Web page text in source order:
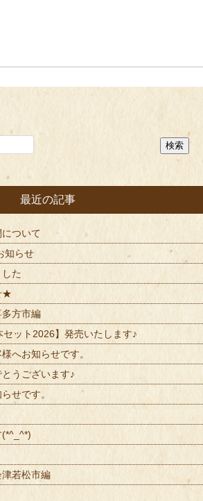
最近の記事
ついて
知らせ
た
★
方市編
セット2026】発売いたします♪
へお知らせです。
うございます♪
せです。
(*^_^*)
若松市編